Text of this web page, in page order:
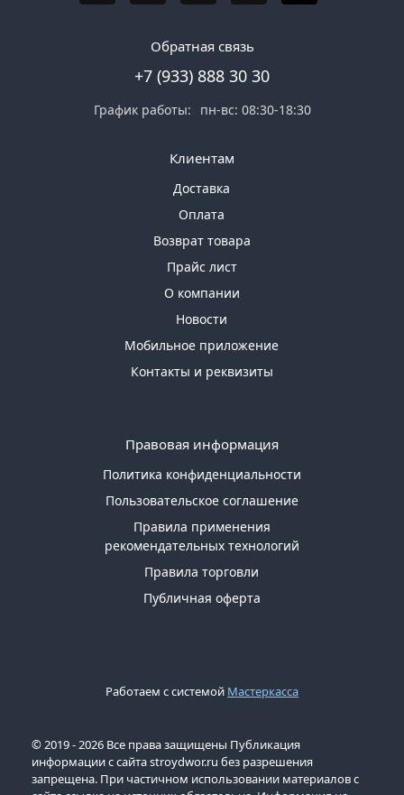
Обратная связь
+7 (933) 888 30 30
График работы: пн-вс: 08:30-18:30
Клиентам
Доставка
Оплата
Возврат товара
Прайс лист
О компании
Новости
Мобильное приложение
Контакты и реквизиты
Правовая информация
Политика конфиденциальности
Пользовательское соглашение
Правила применения
рекомендательных технологий
Правила торговли
Публичная оферта
Работаем с системой Мастеркасса
© 2019 - 2026 Все права защищены Публикация
информации с сайта stroydwor.ru без разрешения
запрещена. При частичном использовании материалов с